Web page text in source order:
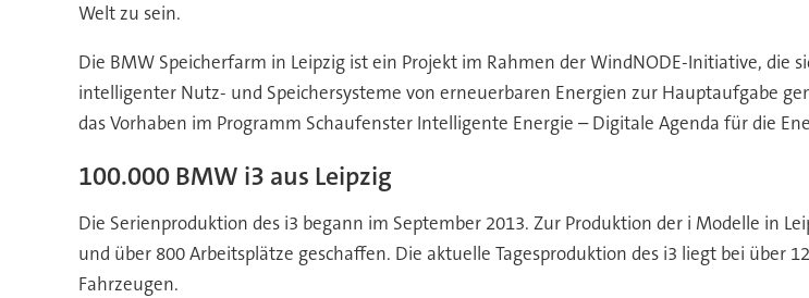
Welt zu sein.
Die BMW Speicherfarm in Leipzig ist ein Projekt im Rahmen der WindNODE-Initiative, die
intelligenter Nutz- und Speichersysteme von erneuerbaren Energien zur Hauptaufgabe
das Vorhaben im Programm Schaufenster Intelligente Energie – Digitale Agenda für die
100.000 BMW i3 aus Leipzig
Die Serienproduktion des i3 begann im September 2013. Zur Produktion der i Modelle in
und über 800 Arbeitsplätze geschaffen. Die aktuelle Tagesproduktion des i3 liegt bei über
Fahrzeugen.